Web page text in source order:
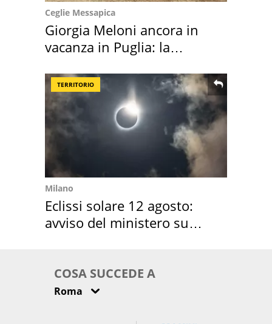
Ceglie Messapica
Giorgia Meloni ancora in
vacanza in Puglia: la
TERRITORIO
Milano
Eclissi solare 12 agosto:
avviso del ministero su